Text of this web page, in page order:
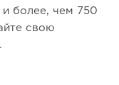
и более, чем 750
свою